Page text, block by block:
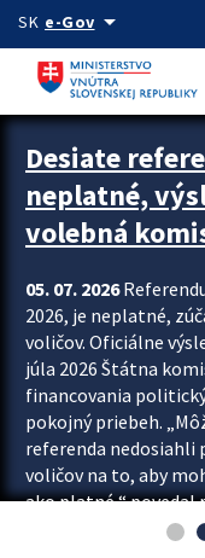
Preskocit na hlavný obsah
SK e-Govarrow_drop_down
Zastavit automatický
Desiate
neplatné,
volebná
05. 07. 2026
2026, je neplatné,
voličov. Oficiálne
júla 2026 Štátna
financovania
pokojný priebeh.
referenda nedosiahli
voličov na to, aby
ako platné,“ povedal
a kontrolu